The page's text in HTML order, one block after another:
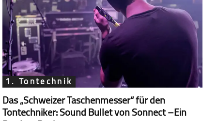
1. Tontechnik
Das „Schweizer Taschenmesser“ für den
Tontechniker: Sound Bullet von Sonnect –Ein